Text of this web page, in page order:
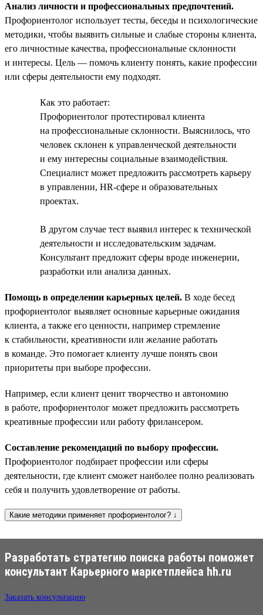
Анализ личности и профессиональных предпочтений.
Профориентолог использует тесты, беседы и психологические
методики, чтобы выявить сильные и слабые стороны клиента,
его личностные качества, профессиональные склонности
и интересы. Цель — помочь клиенту понять, какие профессии
или сферы деятельности ему подходят.
Как это работает:
Профориентолог протестировал клиента
на профессиональные склонности. Выяснилось, что
человек склонен к управленческой деятельности
и ему интересны социальные взаимодействия.
Специалист может предложить рассмотреть карьеру
в управлении, HR-сфере и образовательных
проектах.
В другом случае тест выявил интерес к технической
деятельности и исследовательским задачам.
Консультант предложит сферы вроде инженерии,
разработки или анализа данных.
Помощь в определении карьерных целей. В ходе бесед
профориентолог выявляет основные карьерные ожидания
клиента, а также его ценности, например стремление
к стабильности, креативности или желание работать
в команде. Это помогает клиенту лучше понять свои
приоритеты при выборе профессии.
Например, если клиент ценит творчество и автономию
в работе, профориентолог может предложить рассмотреть
креативные профессии или работу фрилансером.
Составление рекомендаций по выбору профессии.
Профориентолог подбирает профессии или сферы
деятельности, где клиент сможет наиболее полно реализовать
себя и получить удовлетворение от работы.
Какие методики применяет профориентолог? ↓
Разработать стратегию поиска работы поможет
консультант Карьерного маркетплейса hh.ru
Заказать консультацию